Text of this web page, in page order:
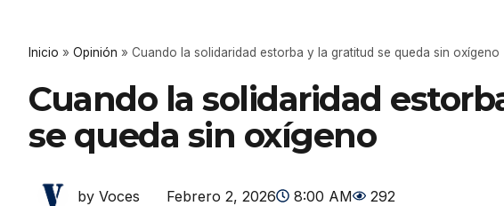
Inicio » Opinión » Cuando la solidaridad estorba y la gratitud se queda sin oxígeno
Cuando la solidaridad
se queda sin oxígeno
by Voces Febrero 2, 2026 8:00 AM 292